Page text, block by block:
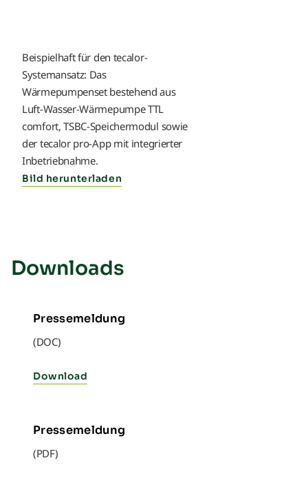
Beispielhaft für den tecalor-
Systemansatz: Das
Wärmepumpenset bestehend aus
Luft-Wasser-Wärmepumpe TTL
comfort, TSBC-Speichermodul sowie
der tecalor pro-App mit integrierter
Inbetriebnahme.
Bild herunterladen
Downloads
Pressemeldung
(DOC)
Download
Pressemeldung
(PDF)